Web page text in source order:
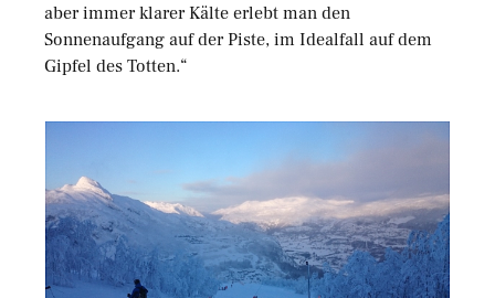
aber immer klarer Kälte erlebt man den
Sonnenaufgang auf der Piste, im Idealfall auf dem
Gipfel des Totten.“